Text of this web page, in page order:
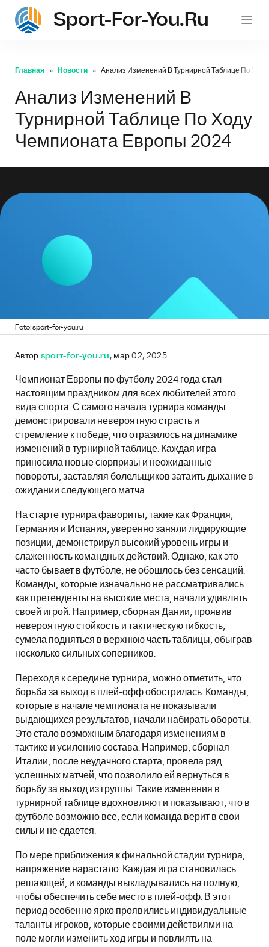
Sport-For-You.ru
Главная Новости Анализ Изменений В Турнирной Таблице По
Анализ Изменений В
Турнирной Таблице По Ходу
Чемпионата Европы 2024
Foto: sport-for-you.ru
Автор sport-for-you.ru , мар 02, 2025
Чемпионат Европы по футболу 2024 года стал
настоящим праздником для всех любителей этого
вида спорта. С самого начала турнира команды
демонстрировали невероятную страсть и
стремление к победе, что отразилось на динамике
изменений в турнирной таблице. Каждая игра
приносила новые сюрпризы и неожиданные
повороты, заставляя болельщиков затаить дыхание в
ожидании следующего матча.
На старте турнира фавориты, такие как Франция,
Германия и Испания, уверенно заняли лидирующие
позиции, демонстрируя высокий уровень игры и
слаженность командных действий. Однако, как это
часто бывает в футболе, не обошлось без сенсаций.
Команды, которые изначально не рассматривались
как претенденты на высокие места, начали удивлять
своей игрой. Например, сборная Дании, проявив
невероятную стойкость и тактическую гибкость,
сумела подняться в верхнюю часть таблицы, обыграв
несколько сильных соперников.
Переходя к середине турнира, можно отметить, что
борьба за выход в плей-офф обострилась. Команды,
которые в начале чемпионата не показывали
выдающихся результатов, начали набирать обороты.
Это стало возможным благодаря изменениям в
тактике и усилению состава. Например, сборная
Италии, после неудачного старта, провела ряд
успешных матчей, что позволило ей вернуться в
борьбу за выход из группы. Такие изменения в
турнирной таблице вдохновляют и показывают, что в
футболе возможно все, если команда верит в свои
силы и не сдается.
По мере приближения к финальной стадии турнира,
напряжение нарастало. Каждая игра становилась
решающей, и команды выкладывались на полную,
чтобы обеспечить себе место в плей-офф. В этот
период особенно ярко проявились индивидуальные
таланты игроков, которые своими действиями на
поле могли изменить ход игры и повлиять на